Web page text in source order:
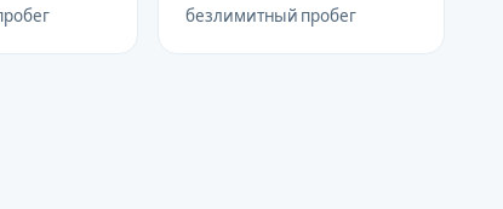
безлимитный пробег